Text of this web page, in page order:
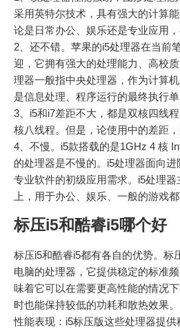
采用英特尔技术，具有强大的计算
论是日常办公、娱乐还是专业应用，
2、还不错。苹果的i5处理器在当前
迎，它拥有强大的处理能力、高校
理器一般指中央处理器，作为计算
是信息处理、程序运行的最终执行单
3、i5和i7差距不大，都是双核四线
核八线程。但是，论使用中的差距，
4、不慢。i5款搭载的是1GHz 4 核
的处理器是不慢的。i5处理器面向
专业软件的初级应用需求。i5处理
上，用于办公、娱乐、一般的游戏都
标压i5和酷睿i5哪个好
标压i5和酷睿i5都有各自的优势。标
电脑的处理器，它提供稳定的标准
味着它可以在需要更高性能的情况
时也能保持较低的功耗和散热效果。
性能表现：i5标压版这些处理器提